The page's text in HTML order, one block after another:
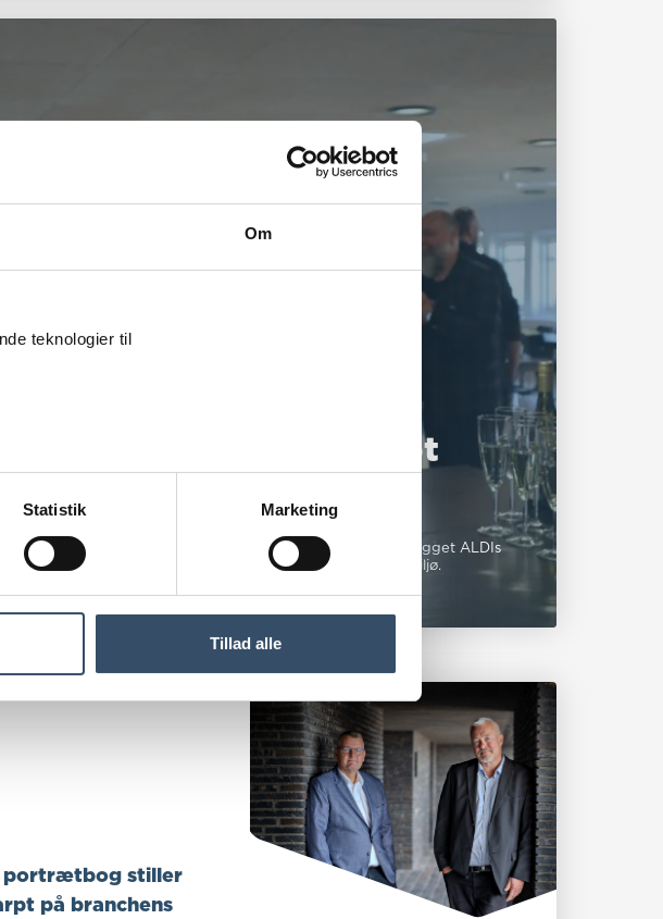
Om
teknologier til
Statistik Marketing
Tillad alle
Nye kontorrammer skabt
med genbrug
Efter cirkulære principper har Spangenberg & Madsen ombygget ALDIs
tidligere cellekontorer og skabt et moderne, åbent arbejdsmiljø.
portrætbog stiller
på branchens